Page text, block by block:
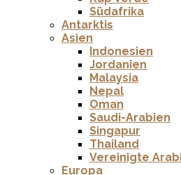
Südafrika
Antarktis
Asien
Indonesien
Jordanien
Malaysia
Nepal
Oman
Saudi-Arabien
Singapur
Thailand
Vereinigte
Europa